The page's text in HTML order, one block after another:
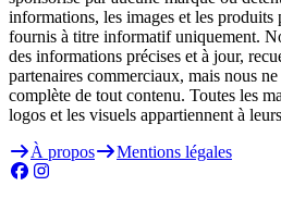
informations, les images et les produits
fournis à titre informatif uniquement.
des informations précises et à jour,
partenaires commerciaux, mais nous
complète de tout contenu. Toutes les
logos et les visuels appartiennent à
À propos
Mentions légales